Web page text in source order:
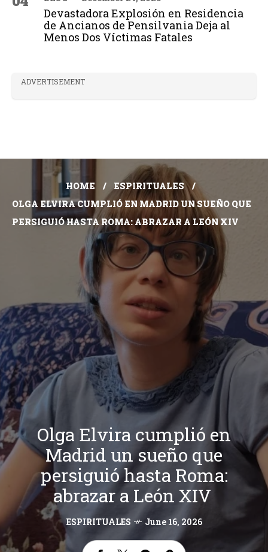
Devastadora Explosión en Residencia
de Ancianos de Pensilvania Deja al
Menos Dos Víctimas Fatales
ADVERTISEMENT
HOME
ESPIRITUALES
OLGA ELVIRA CUMPLIÓ EN MADRID UN SUEÑO QUE
PERSIGUIÓ HASTA ROMA: ABRAZAR A LEÓN XIV
Olga Elvira cumplió en
Madrid un sueño que
persiguió hasta Roma:
abrazar a León XIV
ESPIRITUALES June 16, 2026